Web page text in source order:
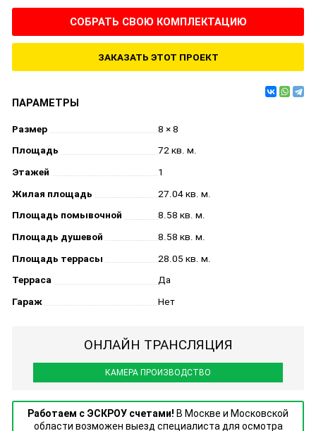
СОБРАТЬ СВОЮ КОМПЛЕКТАЦИЮ
ЗАКАЗАТЬ ЭТОТ ПРОЕКТ
ПАРАМЕТРЫ
Размер
8 × 8
Площадь
72 кв. м.
Этажей
1
Жилая площадь
27.04 кв. м.
Площадь помывочной
8.58 кв. м.
Площадь душевой
8.58 кв. м.
Площадь террасы
28.05 кв. м.
Терраса
Да
Гараж
Нет
ОНЛАЙН ТРАНСЛЯЦИЯ
КАМЕРА ПРОИЗВОДСТВО
Работаем с ЭСКРОУ счетами! В Москве и Московской
области возможен выезд специалиста для осмотра